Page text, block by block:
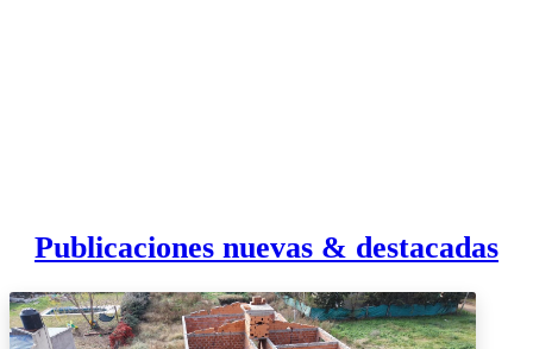
Publicaciones nuevas & destacadas